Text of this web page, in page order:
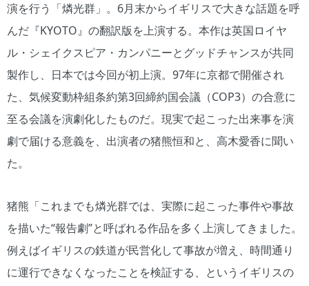
演を行う「燐光群」。6月末からイギリスで大きな話題を呼
んだ『KYOTO』の翻訳版を上演する。本作は英国ロイヤ
ル・シェイクスピア・カンパニーとグッドチャンスが共同
製作し、日本では今回が初上演。97年に京都で開催され
た、気候変動枠組条約第3回締約国会議（COP3）の合意に
至る会議を演劇化したものだ。現実で起こった出来事を演
劇で届ける意義を、出演者の猪熊恒和と、高木愛香に聞い
た。
猪熊「これまでも燐光群では、実際に起こった事件や事故
を描いた“報告劇”と呼ばれる作品を多く上演してきました。
例えばイギリスの鉄道が民営化して事故が増え、時間通り
に運行できなくなったことを検証する、というイギリスの